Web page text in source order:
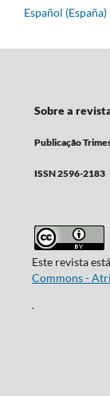
Español (España)
Sobre a
Publicação
ISSN 2596-2183
Este revista
Commons -
.